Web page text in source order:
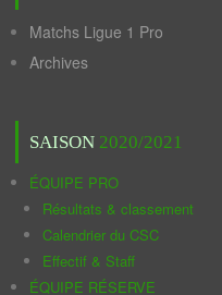
Matchs Ligue 1 Pro
Archives
SAISON 2020/2021
ÉQUIPE PRO
Résultats & classement
Calendrier du CSC
Effectif & Staff
ÉQUIPE RÉSERVE